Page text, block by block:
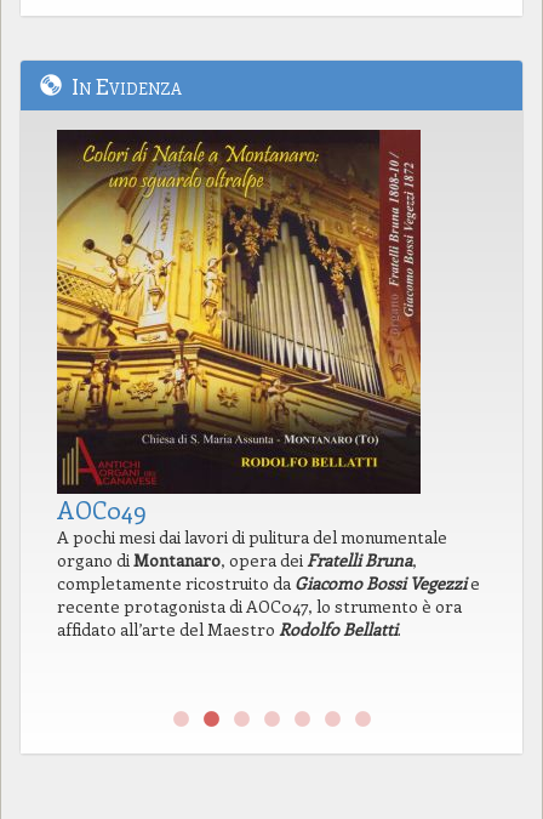
In Evidenza
AOC049
A pochi mesi dai lavori di pulitura del monumentale
organo diMontanaro, opera deiFratelli Bruna,
completamente ricostruito da Giacomo Bossi Vegezzie
recente protagonista di AOC047, lo strumento è ora
affidato all’arte del Maestro Rodolfo Bellatti.